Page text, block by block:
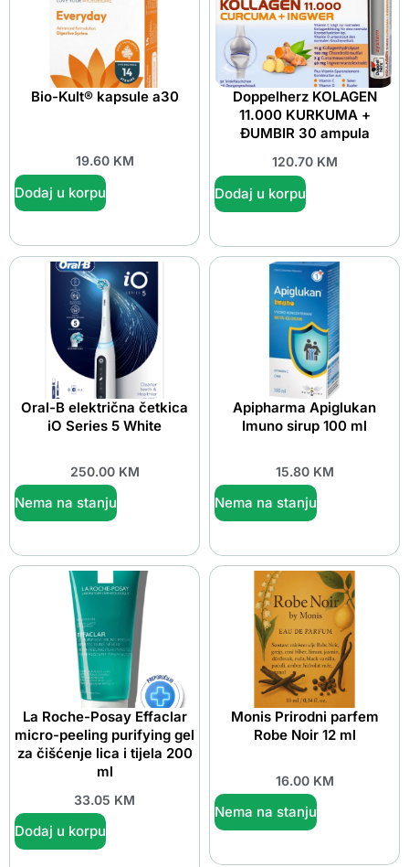
Bio-Kult® kapsule a30
19.60 KM
Dodaj u korpu
Doppelherz KOLAGEN
11.000 KURKUMA +
ĐUMBIR 30 ampula
120.70 KM
Dodaj u korpu
Oral-B električna četkica
iO Series 5 White
250.00 KM
Nema na stanju
Apipharma Apiglukan
Imuno sirup 100 ml
15.80 KM
Nema na stanju
La Roche-Posay Effaclar
micro-peeling purifying gel
za čišćenje lica i tijela 200
ml
33.05 KM
Dodaj u korpu
Monis Prirodni parfem
Robe Noir 12 ml
16.00 KM
Nema na stanju